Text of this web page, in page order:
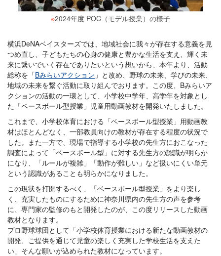
※2024年度 POC（モデル授業）の様子
横浜DeNAベイスターズでは、地域社会に我々が存在する意義を見
つめ直し、子どもたちの心身の健康と豊かな生活を支え、輝く未
来に繋いでいく存在でありたいという想いから、本年より、活動
総称を「Bみらいアクション 」と改め、野球の未来、学びの未来、
地域の未来を繋ぐ活動に取り組んでおります。この度、Bみらいア
クションの活動の一環として、小学校中学年、高学年を対象とし
た「ベースボール型授業」児童用動画教材を開発いたしました。
これまで、小学校体育における「ベースボール型授業」用動画教
材はほとんどなく、一部教員向けの教材が存在する程度の状況で
した。また一方で、現場で指導する小学校の先生方におこなった
調査によって「ベースボール型」に対する先生方の認識が明らか
になり、「ルールが複雑」「動作が難しい」など扱いにくい単元
という認識があることも明らかになりました。
この現状を打開するべく、「ベースボール型授業」をより楽し
く、充実したものにするために神奈川県内の先生方の声を参考
に、専門家の監修のもと開発したのが、この度リリースした動画
教材となります。
プロ野球球団として「小学校体育授業における新たな動画教材の
開発、ご提供を通じて児童の楽しく充実した学校生活を支えた
い」そんな願いが込められた教材になっています。